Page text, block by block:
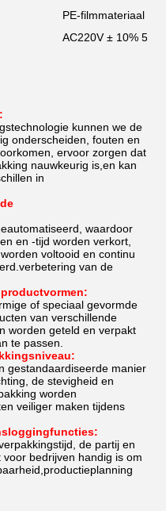
PE-filmmateriaal
AC220V ± 10%
kunnen we de
onderscheiden, fouten en
ervoor zorgen dat
nauwkeurig is,en kan
in
waardoor
en -tijd worden verkort,
voltooid en continu
van de
of speciaal gevormde
van verschillende
worden geteld en verpakt
te passen.
gestandaardiseerde manier
de stevigheid en
worden
veiliger maken tijdens
de partij en
bedrijven handig is om